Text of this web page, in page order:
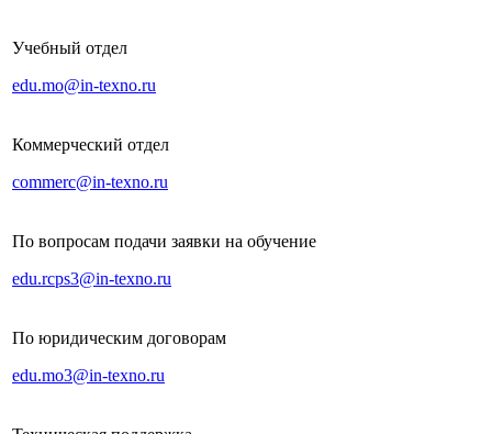
Учебный отдел
edu.mo@in-texno.ru
Коммерческий отдел
commerc@in-texno.ru
По вопросам подачи заявки на обучение
edu.rcps3@in-texno.ru
По юридическим договорам
edu.mo3@in-texno.ru